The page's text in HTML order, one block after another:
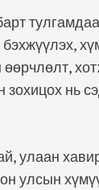
нь
улаан
улсын